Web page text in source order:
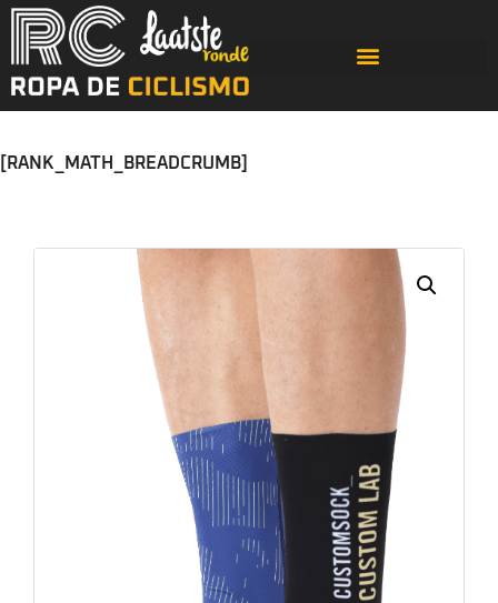
[RANK_MATH_BREADCRUMB]